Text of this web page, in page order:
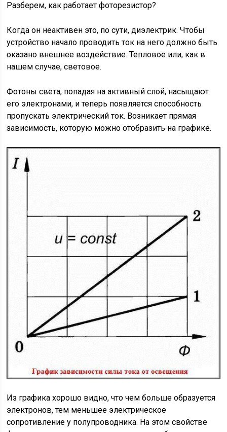
Разберем, как работает фоторезистор?
Когда он неактивен это, по сути, диэлектрик. Чтобы
устройство начало проводить ток на него должно быть
оказано внешнее воздействие. Тепловое или, как в
нашем случае, световое.
Фотоны света, попадая на активный слой, насыщают
его электронами, и теперь появляется способность
пропускать электрический ток. Возникает прямая
зависимость, которую можно отобразить на графике.
Из графика хорошо видно, что чем больше образуется
электронов, тем меньшее электрическое
сопротивление у полупроводника. На этом свойстве